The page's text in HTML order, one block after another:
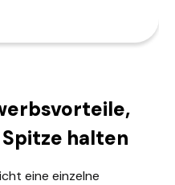
halten
eine einzelne